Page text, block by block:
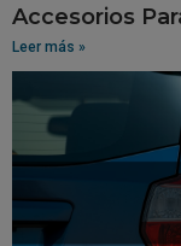
Accesorios
Leer más »